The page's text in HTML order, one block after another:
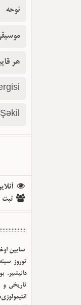
نوحه
هر
Şəkil
ثبت
سایین
توروز
دانیشیر.
تاریخی و